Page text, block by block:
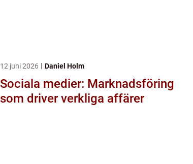
12 juni 2026 Daniel Holm
Sociala medier: Marknadsföring
som driver verkliga affärer